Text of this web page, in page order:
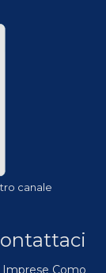
canale